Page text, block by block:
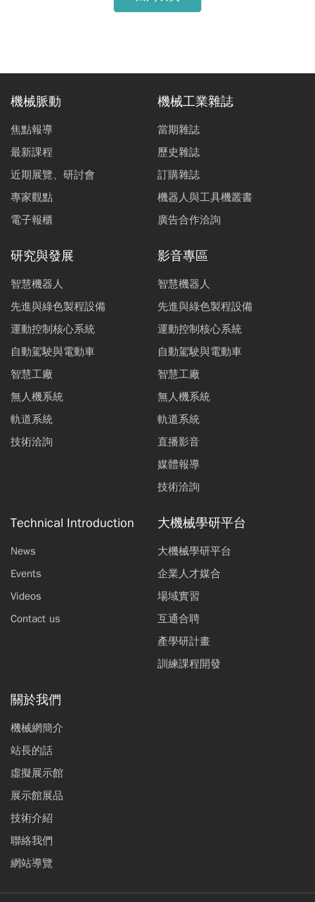
機械脈動
焦點報導
最新課程
近期展覽、研討會
專家觀點
電子報櫃
機械工業雜誌
當期雜誌
歷史雜誌
訂購雜誌
機器人與工具機叢書
廣告合作洽詢
研究與發展
智慧機器人
先進與綠色製程設備
運動控制核心系統
自動駕駛與電動車
智慧工廠
無人機系統
軌道系統
技術洽詢
影音專區
智慧機器人
先進與綠色製程設備
運動控制核心系統
自動駕駛與電動車
智慧工廠
無人機系統
軌道系統
直播影音
媒體報導
技術洽詢
Technical Introduction
News
Events
Videos
Contact us
大機械學研平台
大機械學研平台
企業人才媒合
場域實習
互通合聘
產學研計畫
訓練課程開發
關於我們
機械網簡介
站長的話
虛擬展示館
展示館展品
技術介紹
聯絡我們
網站導覽